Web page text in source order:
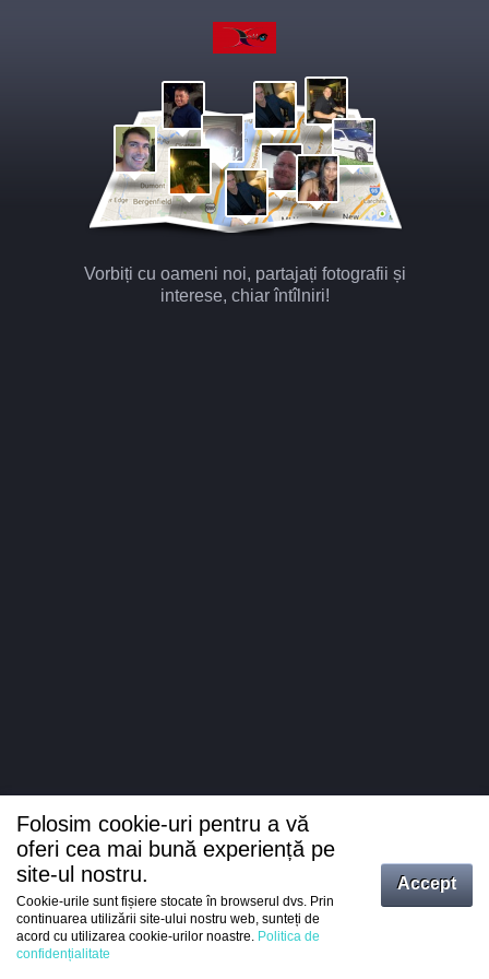
Vorbiți cu oameni noi, partajați fotografii și
interese, chiar întîlniri!
Intrați
Folosim cookie-uri pentru a vă
oferi cea mai bună experiență pe
site-ul nostru.
Cookie-urile sunt fișiere stocate în browserul dvs. Prin
continuarea utilizării site-ului nostru web, sunteți de
acord cu utilizarea cookie-urilor noastre. Politica de
confidențialitate
Accept